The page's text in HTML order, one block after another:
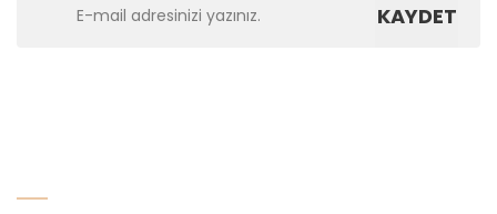
KAYDET